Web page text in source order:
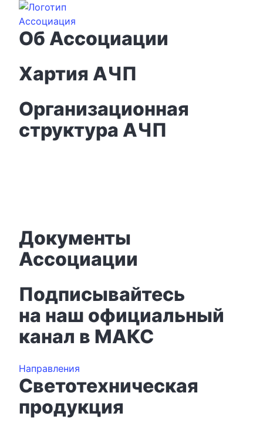
Ассоциация
Об Ассоциации
Хартия АЧП
Организационная
структура АЧП
Документы
Ассоциации
Подписывайтесь
на наш официальный
канал в МАКС
Направления
Светотехническая
продукция